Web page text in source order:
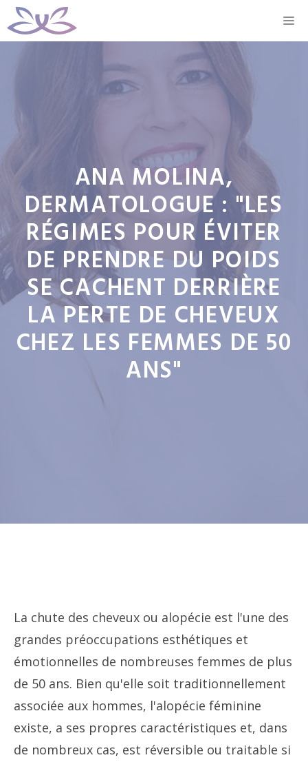
Aller
au
ANA MOLINA,
DERMATOLOGUE : "LES
RÉGIMES POUR ÉVITER
DE PRENDRE DU POIDS
SE CACHENT DERRIÈRE
LA PERTE DE CHEVEUX
CHEZ LES FEMMES DE 50
ANS"
La chute des cheveux ou alopécie est l'une des
grandes préoccupations esthétiques et
émotionnelles de nombreuses femmes de plus
de 50 ans. Bien qu'elle soit traditionnellement
associée aux hommes, l'alopécie féminine
existe, a ses propres caractéristiques et, dans
de nombreux cas, est réversible ou traitable si